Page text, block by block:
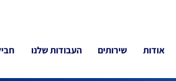
אודות שירותים העבודות שלנו